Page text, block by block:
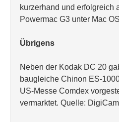
kurzerhand und erfolgreich
Powermac G3 unter Mac
Übrigens
Neben der Kodak DC 20
baugleiche Chinon ES-
US-Messe Comdex
vermarktet. Quelle: